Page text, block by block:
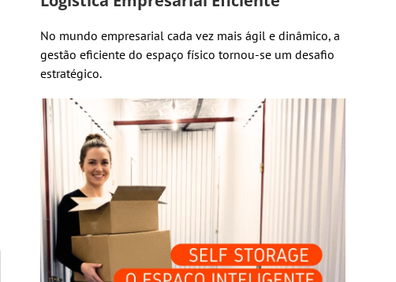
No mundo empresarial cada vez mais ágil e dinâmico, a
gestão eficiente do espaço físico tornou-se um desafio
estratégico.